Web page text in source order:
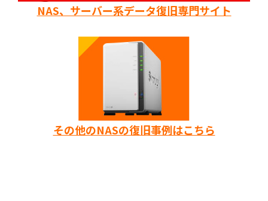
NAS、サーバー系データ復旧専門サイト
その他のNASの復旧事例はこちら